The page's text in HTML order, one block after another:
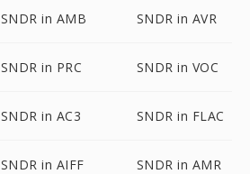
SNDR in AMB SNDR in AVR
SNDR in PRC SNDR in VOC
SNDR in AC3 SNDR in FLAC
SNDR in AIFF SNDR in AMR